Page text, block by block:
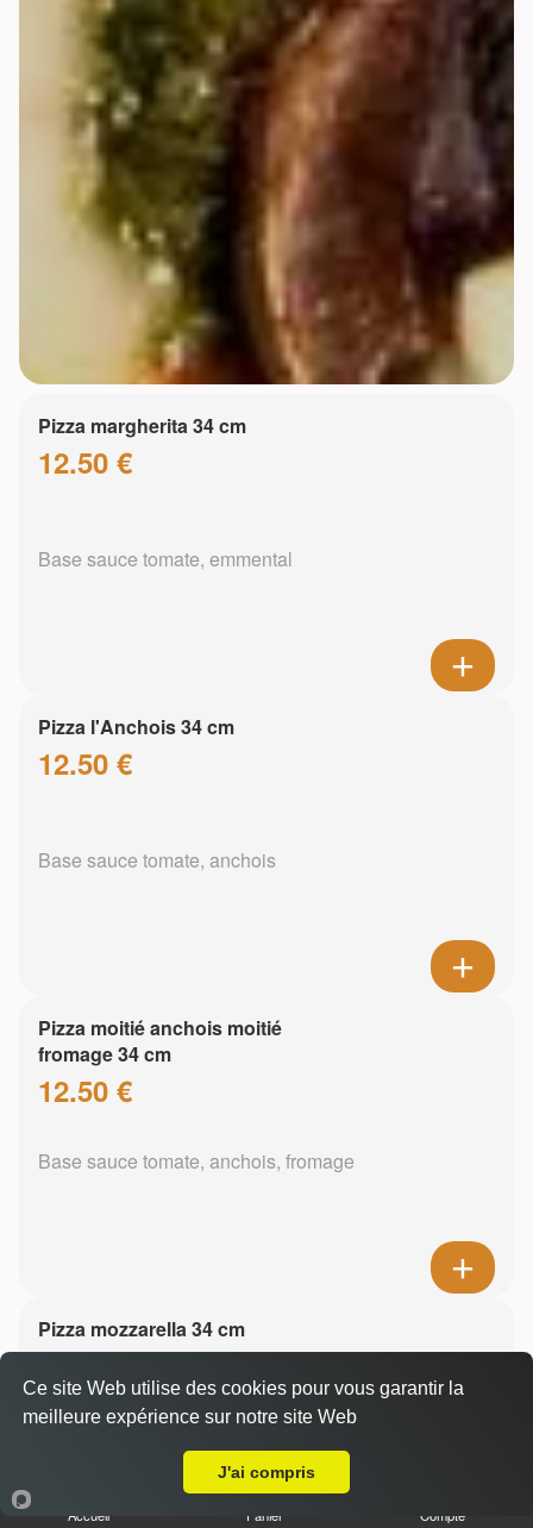
Pizza margherita 34 cm
12.50 €
Base sauce tomate, emmental
Pizza l'Anchois 34 cm
12.50 €
Base sauce tomate, anchois
Pizza moitié anchois moitié
fromage 34 cm
12.50 €
Base sauce tomate, anchois, fromage
Pizza mozzarella 34 cm
13.50 €
Base sauce tomate, mozzarella
Accueil Panier Compte
Ce site Web utilise des cookies pour vous garantir la
meilleure expérience sur notre site Web
J'ai compris